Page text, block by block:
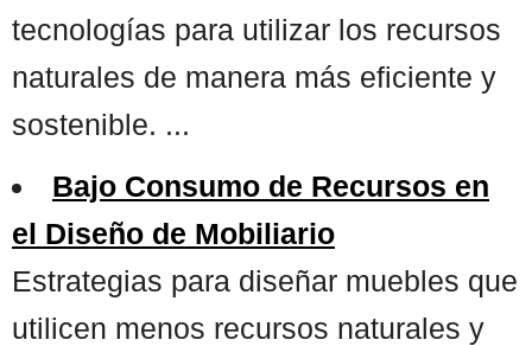
tecnologías para utilizar los recursos
naturales de manera más eficiente y
sostenible. ...
Bajo Consumo de Recursos en
el Diseño de Mobiliario
Estrategias para diseñar muebles que
utilicen menos recursos naturales y